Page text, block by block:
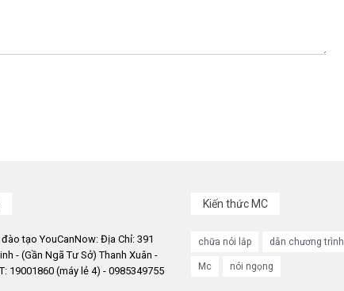
tạo YouCanNow: Địa Chỉ: 391
- (Gần Ngã Tư Sở) Thanh Xuân -
19001860 (máy lẻ 4) - 0985349755
Kiến thức MC
chữa nói lắp dẫn chương trình
Mc nói ngọng